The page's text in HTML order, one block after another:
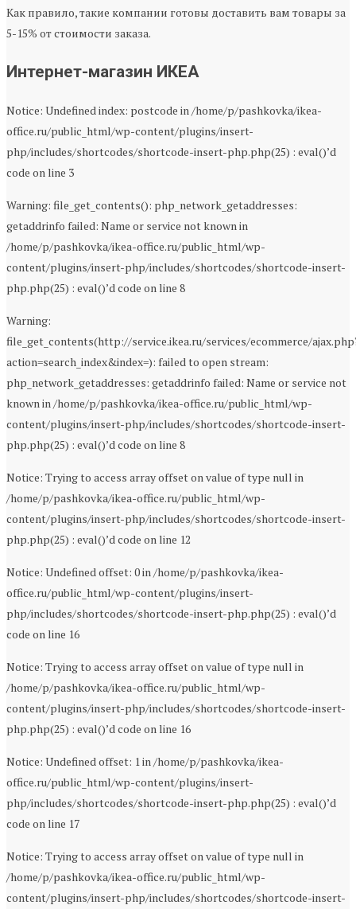
Как правило, такие компании готовы доставить вам товары за
5-15% от стоимости заказа.
Интернет-магазин ИКЕА
Notice: Undefined index: postcode in /home/p/pashkovka/ikea-
office.ru/public_html/wp-content/plugins/insert-
php/includes/shortcodes/shortcode-insert-php.php(25) : eval()’d
code on line 3
Warning: file_get_contents(): php_network_getaddresses:
getaddrinfo failed: Name or service not known in
/home/p/pashkovka/ikea-office.ru/public_html/wp-
content/plugins/insert-php/includes/shortcodes/shortcode-insert-
php.php(25) : eval()’d code on line 8
Warning:
file_get_contents(http://service.ikea.ru/services/ecommerce/
action=search_index&index=): failed to open stream:
php_network_getaddresses: getaddrinfo failed: Name or service not
known in /home/p/pashkovka/ikea-office.ru/public_html/wp-
content/plugins/insert-php/includes/shortcodes/shortcode-insert-
php.php(25) : eval()’d code on line 8
Notice: Trying to access array offset on value of type null in
/home/p/pashkovka/ikea-office.ru/public_html/wp-
content/plugins/insert-php/includes/shortcodes/shortcode-insert-
php.php(25) : eval()’d code on line 12
Notice: Undefined offset: 0 in /home/p/pashkovka/ikea-
office.ru/public_html/wp-content/plugins/insert-
php/includes/shortcodes/shortcode-insert-php.php(25) : eval()’d
code on line 16
Notice: Trying to access array offset on value of type null in
/home/p/pashkovka/ikea-office.ru/public_html/wp-
content/plugins/insert-php/includes/shortcodes/shortcode-insert-
php.php(25) : eval()’d code on line 16
Notice: Undefined offset: 1 in /home/p/pashkovka/ikea-
office.ru/public_html/wp-content/plugins/insert-
php/includes/shortcodes/shortcode-insert-php.php(25) : eval()’d
code on line 17
Notice: Trying to access array offset on value of type null in
/home/p/pashkovka/ikea-office.ru/public_html/wp-
content/plugins/insert-php/includes/shortcodes/shortcode-insert-